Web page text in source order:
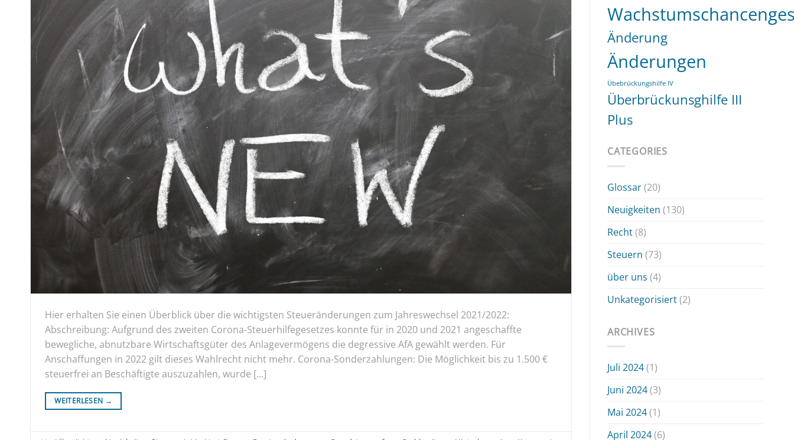
Hier erhalten Sie einen Überblick über die wichtigsten Steueränderungen zum Jahreswechsel 2021/2022:
Abschreibung: Aufgrund des zweiten Corona-Steuerhilfegesetzes konnte für in 2020 und 2021 angeschaffte
bewegliche, abnutzbare Wirtschaftsgüter des Anlagevermögens die degressive AfA gewählt werden. Für
Anschaffungen in 2022 gilt dieses Wahlrecht nicht mehr. Corona-Sonderzahlungen: Die Möglichkeit bis zu 1.500 €
steuerfrei an Beschäftigte auszuzahlen, wurde […]
WEITERLESEN →
Änderung
Änderungen
Übebrückungshilfe IV
Überbrückunsghilfe III
Plus
CATEGORIES
Glossar(20)
Neuigkeiten (130)
Recht(8)
Steuern (73)
über uns (4)
Unkategorisiert(2)
ARCHIVES
Juli 2024(1)
Juni 2024(3)
Mai 2024(1)
April 2024(6)